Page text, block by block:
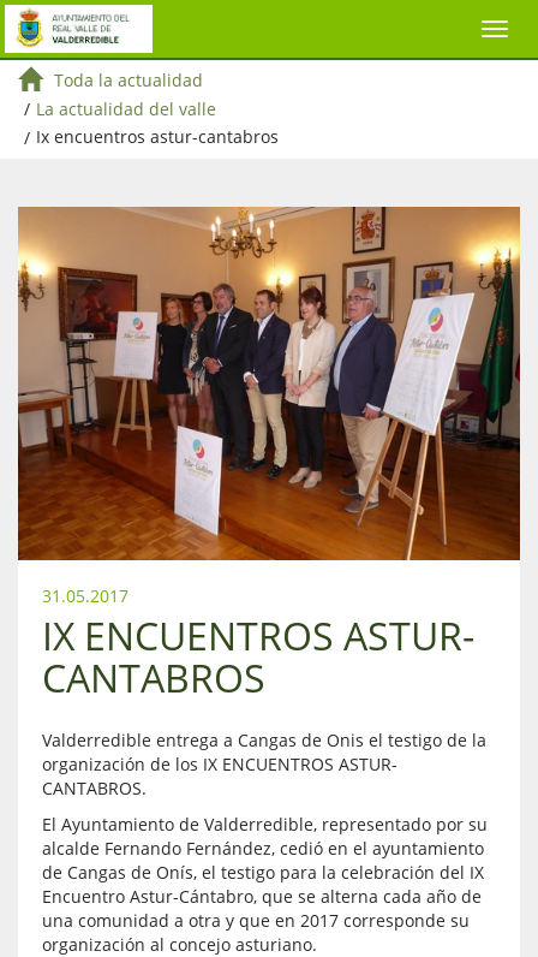
Toda la actualidad
/ La actualidad del valle
/ Ix encuentros astur-cantabros
31.05.2017
IX ENCUENTROS ASTUR-
CANTABROS
Valderredible entrega a Cangas de Onis el testigo de la
organización de los IX ENCUENTROS ASTUR-
CANTABROS.
El Ayuntamiento de Valderredible, representado por su
alcalde Fernando Fernández, cedió en el ayuntamiento
de Cangas de Onís, el testigo para la celebración del IX
Encuentro Astur-Cántabro, que se alterna cada año de
una comunidad a otra y que en 2017 corresponde su
organización al concejo asturiano.